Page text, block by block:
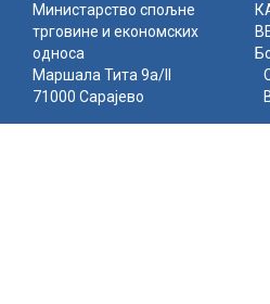
Министарство спољне
трговине и економских
односа
Маршала Тита 9а/II
71000 Сарајево